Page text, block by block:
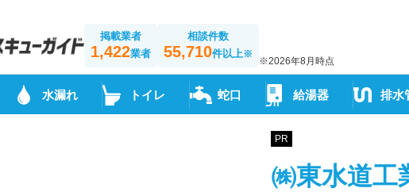
掲載業者
1,422業者
相談件数
55,710件以上※
※2026年8月時点
水漏れ トイレ 蛇口 給湯器 排水
PR
㈱東水道工